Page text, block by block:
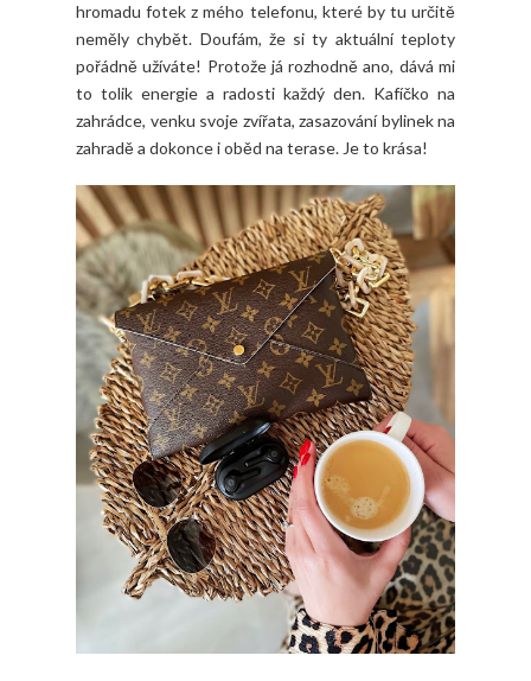
hromadu fotek z mého telefonu, které by tu určitě
neměly chybět. Doufám, že si ty aktuální teploty
pořádně užíváte! Protože já rozhodně ano, dává mi
to tolik energie a radosti každý den. Kafíčko na
zahrádce, venku svoje zvířata, zasazování bylinek na
zahradě a dokonce i oběd na terase. Je to krása!